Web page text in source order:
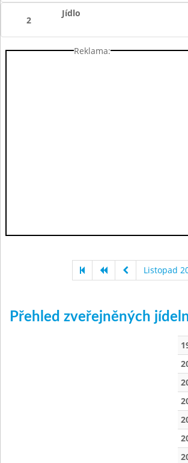
2
Jídlo
Reklama:
Listopad
Přehled zveřejněných